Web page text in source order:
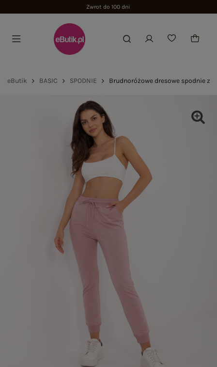
Zwrot do 100 dni
eButik BASIC SPODNIE Brudnoróżowe dresowe spodnie z